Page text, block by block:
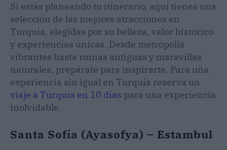
Si estás planeando tu itinerario, aquí tienes una
selección de las mejores atracciones en
Turquía, elegidas por su belleza, valor histórico
y experiencias únicas. Desde metrópolis
vibrantes hasta ruinas antiguas y maravillas
naturales, prepárate para inspirarte. Para una
experiencia sin igual en Turquía reserva un
viaje a Turquía en 10 días para una experiencia
inolvidable.
Santa Sofía (Ayasofya) – Estambul